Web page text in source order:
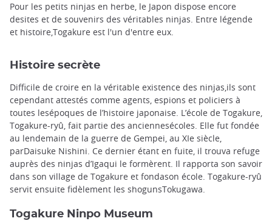
Pour les petits ninjas en herbe, le Japon dispose encore
desites et de souvenirs des véritables ninjas. Entre légende
et histoire,Togakure est l'un d'entre eux.
Histoire secrète
Difficile de croire en la véritable existence des ninjas,ils sont
cependant attestés comme agents, espions et policiers à
toutes lesépoques de l’histoire japonaise. L’école de Togakure,
Togakure-ryû, fait partie des anciennesécoles. Elle fut fondée
au lendemain de la guerre de Gempei, au XIe siècle,
parDaisuke Nishini. Ce dernier étant en fuite, il trouva refuge
auprès des ninjas d’Igaqui le formèrent. Il rapporta son savoir
dans son village de Togakure et fondason école. Togakure-ryû
servit ensuite fidèlement les shogunsTokugawa.
Togakure Ninpo Museum